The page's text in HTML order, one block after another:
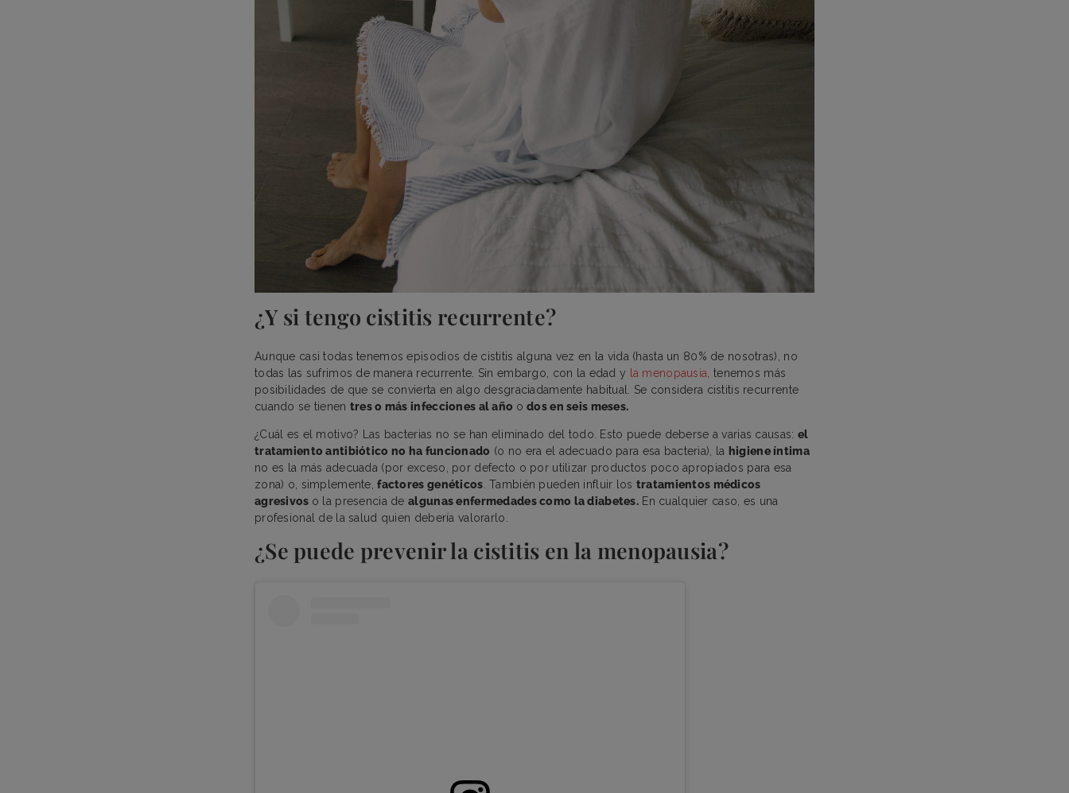
¿Y si tengo cistitis recurrente?
Aunque casi todas tenemos episodios de cistitis alguna vez en la vida (hasta un 80% de nosotras), no
todas las sufrimos de manera recurrente. Sin embargo, con la edad y
la menopausia, tenemos más
posibilidades de que se convierta en algo desgraciadamente habitual. Se considera cistitis recurrente
cuando se tienen tres o más infecciones al año odos en seis meses.
¿Cuál es el motivo? Las bacterias no se han eliminado del todo. Esto puede deberse a varias causas: el
tratamiento antibiótico no ha funcionado (o no era el adecuado para esa bacteria), la higiene íntima
no es la más adecuada (por exceso, por defecto o por utilizar productos poco apropiados para esa
zona) o, simplemente,factores genéticos . También pueden influir los tratamientos médicos
agresivos o la presencia dealgunas enfermedades como la diabetes. En cualquier caso, es una
profesional de la salud quien debería valorarlo.
¿Se puede prevenir la cistitis en la menopausia?